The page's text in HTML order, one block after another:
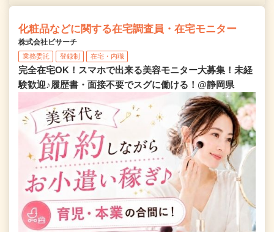
化粧品などに関する在宅調査員・在宅モニター
株式会社ビサーチ
業務委託 登録制 在宅・内職
完全在宅OK！スマホで出来る美容モニター大募集！未経
験歓迎♪履歴書・面接不要でスグに働ける！@静岡県